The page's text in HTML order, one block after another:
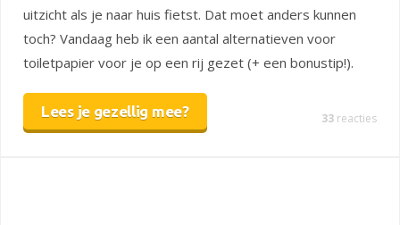
uitzicht als je naar huis fietst. Dat moet anders kunnen
toch? Vandaag heb ik een aantal alternatieven voor
toiletpapier voor je op een rij gezet (+ een bonustip!).
Lees je gezellig mee? 33 reacties